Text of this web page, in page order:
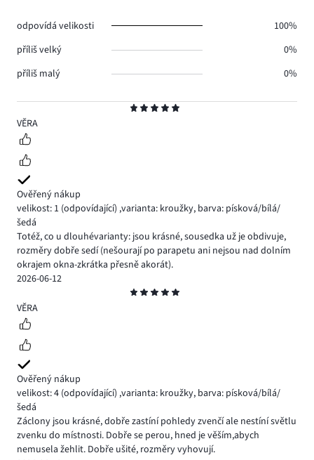
5
VĚRA
Ověřený nákup
velikost: 1 (odpovídající) ,varianta: kroužky, barva: písková/bílá/
šedá
Totéž, co u dlouhévarianty: jsou krásné, sousedka už je obdivuje,
rozměry dobře sedí (nešourají po parapetu ani nejsou nad dolním
okrajem okna-zkrátka přesně akorát).
2026-06-12
5
VĚRA
Ověřený nákup
velikost: 4 (odpovídající) ,varianta: kroužky, barva: písková/bílá/
šedá
Záclony jsou krásné, dobře zastíní pohledy zvenčí ale nestíní světlu
zvenku do místnosti. Dobře se perou, hned je věším,abych
nemusela žehlit. Dobře ušité, rozměry vyhovují.
odpovídá velikosti
100%
příliš velký
0%
příliš malý
0%